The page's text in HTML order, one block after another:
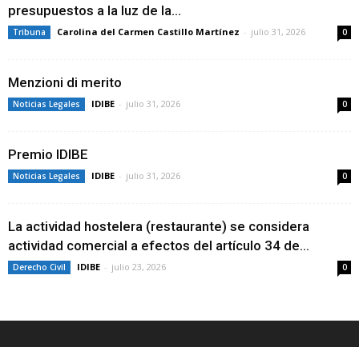
presupuestos a la luz de la...
Tribuna Carolina del Carmen Castillo Martínez - julio 31, 2026 0
Menzioni di merito
Noticias Legales IDIBE - julio 31, 2026 0
Premio IDIBE
Noticias Legales IDIBE - julio 31, 2026 0
La actividad hostelera (restaurante) se considera
actividad comercial a efectos del artículo 34 de...
Derecho Civil IDIBE - julio 23, 2026 0